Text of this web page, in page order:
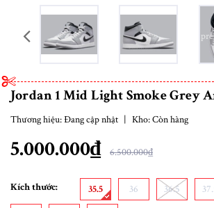
Jordan 1 Mid Light Smoke Grey
Thương hiệu:Đang cập nhật | Kho:Còn hàng
5.000.000₫ 6.500.000₫
Kích thước: 35.5 36 36.5